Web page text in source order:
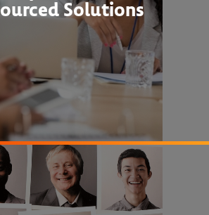
Solutions